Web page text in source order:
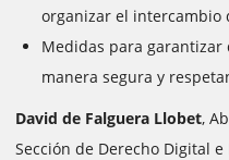
organizar el intercambio
Medidas para garantizar
manera segura y
David de Falguera Llobet,
Sección de Derecho Digital